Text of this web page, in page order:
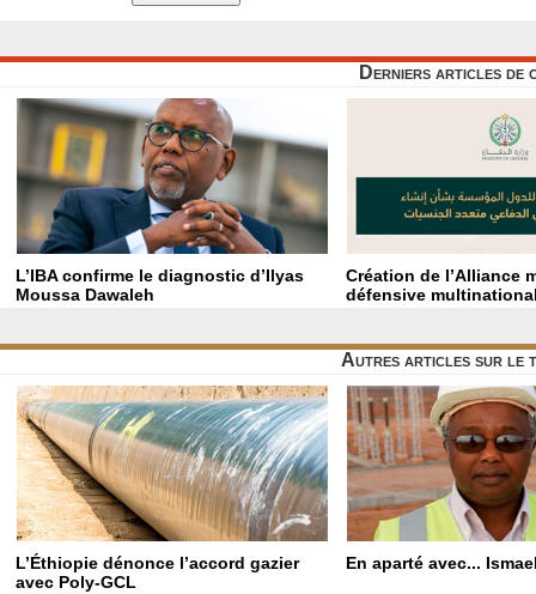
Derniers articles de
L’IBA confirme le diagnostic d’Ilyas
Moussa Dawaleh
Création de l’Alliance
défensive
Autres articles sur le
L’Éthiopie dénonce l’accord gazier
avec Poly-GCL
En aparté avec...